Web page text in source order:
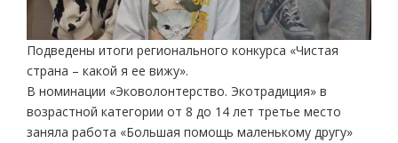
Подведены итоги регионального конкурса «Чистая
страна – какой я ее вижу».
В номинации «Эковолонтерство. Экотрадиция» в
возрастной категории от 8 до 14 лет третье место
заняла работа «Большая помощь маленькому другу»